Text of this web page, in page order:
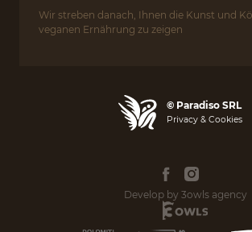
Wir streben danach, Ihnen die Kunst und
veganen Ernährung zu zeigen
© Paradiso SRL
Privacy & Cookies
Develop by 3owls agency